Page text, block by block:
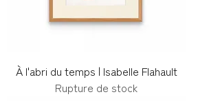
À l'abri du temps | Isabelle Flahault
Rupture de stock